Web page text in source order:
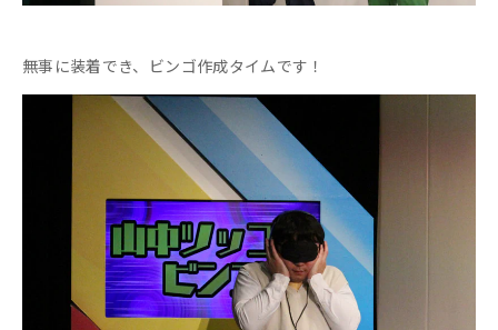
無事に装着でき、ビンゴ作成タイムです！